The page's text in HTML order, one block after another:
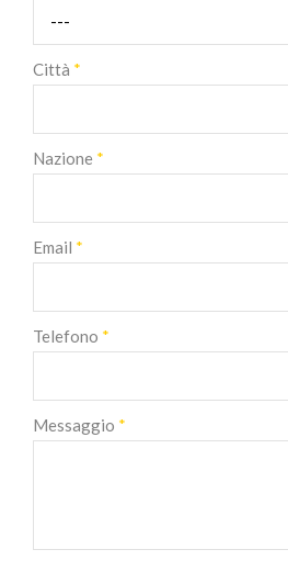
Città *
Nazione *
Email *
Telefono *
Messaggio *